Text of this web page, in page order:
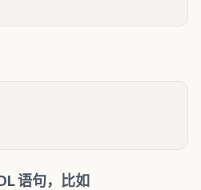
语句，比如